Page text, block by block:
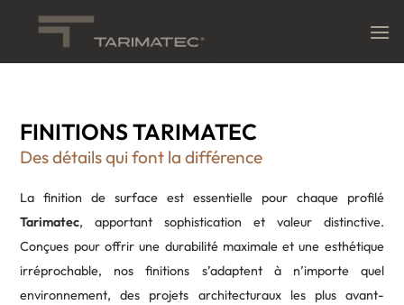
Passer
FINITIONS TARIMATEC
Des détails qui font ladifférence
La finition de surface est essentielle pour chaque profilé
Tarimatec, apportant sophistication et valeur distinctive.
Conçues pour offrir une durabilité maximale et une esthétique
irréprochable, nos finitions s’adaptent à n’importe quel
environnement, des projets architecturaux les plus avant-